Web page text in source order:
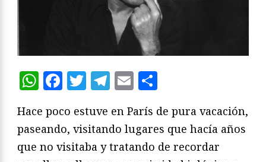
WhatsApp
Facebook
Twitter
Telegram
Email
Hace poco estuve en París de pura vacación,
paseando, visitando lugares que hacía años
que no visitaba y tratando de recordar